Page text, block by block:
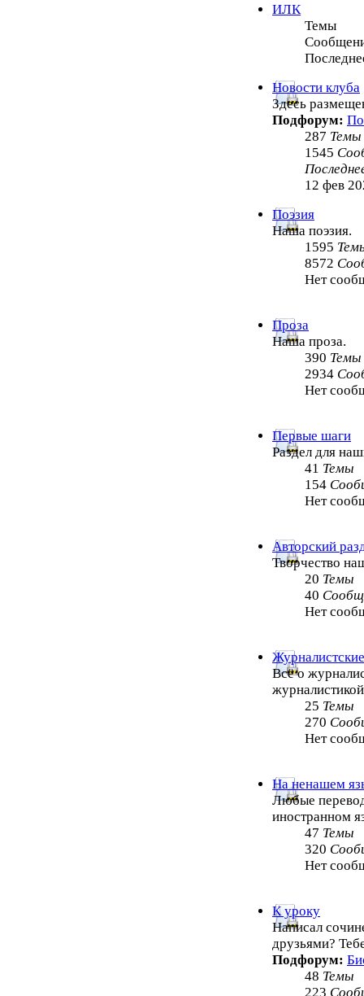
ИЛК
Темы
Новости клуба
Здесь
Подфорум:
287 Темы
1545
12 фев
Поэзия
Наша поэзия.
1595
8572
Нет
Проза
Наша проза.
390 Темы
2934
Нет
Первые шаги
Раздел для
41 Темы
154
Нет
Авторский
Творчество
20 Темы
40
Нет
Всё о
25 Темы
270
Нет
На ненашем
Любые
иностранном
47 Темы
320
Нет
К уроку
Написал
друзьями?
Подфорум:
48 Темы
223